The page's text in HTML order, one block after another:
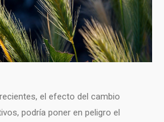
el efecto del cambio
podría poner en peligro el